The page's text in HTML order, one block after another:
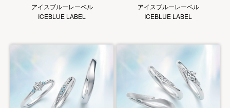
アイスブルーレーベル
ICEBLUE LABEL
アイスブルーレーベル
ICEBLUE LABEL